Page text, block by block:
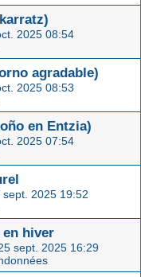
2025 08:54
agradable)
2025 08:53
en Entzia)
2025 07:54
sept. 2025 19:52
en hiver
sept. 2025 16:29